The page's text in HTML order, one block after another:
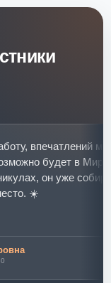
впечатлений много-
будет в Мир
он уже
☀️